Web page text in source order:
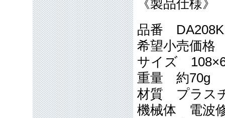
《製品仕様》
品番 DA208K
希望小売価格
サイズ
重量 約70g
材質 プラス
機械体 電波